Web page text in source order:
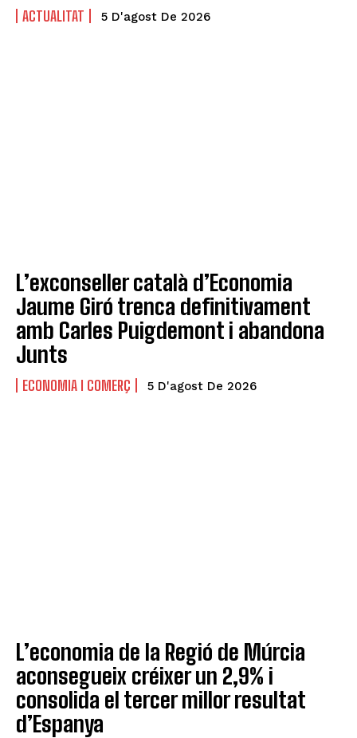
ACTUALITAT 5 D'agost De 2026
L’exconseller català d’Economia
Jaume Giró trenca definitivament
amb Carles Puigdemont i abandona
Junts
ECONOMIA I COMERÇ 5 D'agost De 2026
L’economia de la Regió de Múrcia
aconsegueix créixer un 2,9% i
consolida el tercer millor resultat
d’Espanya